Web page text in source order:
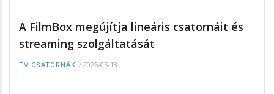
A FilmBox megújítja lineáris csatornáit és
streaming szolgáltatását
TV CSATORNÁK / 2026-05-13